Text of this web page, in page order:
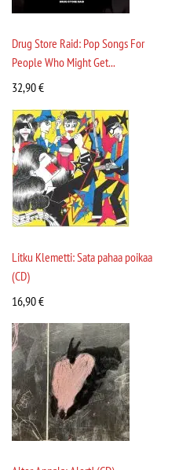
Drug Store Raid: Pop Songs For
People Who Might Get...
32,90€
Litku Klemetti: Sata pahaa poikaa
(CD)
16,90€